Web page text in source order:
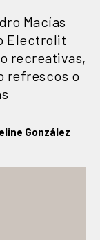
Macías
Electrolit
recreativas,
refrescos o
González